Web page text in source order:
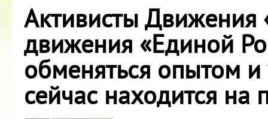
Активисты Движения
движения «Единой
обменяться опытом
сейчас находится на